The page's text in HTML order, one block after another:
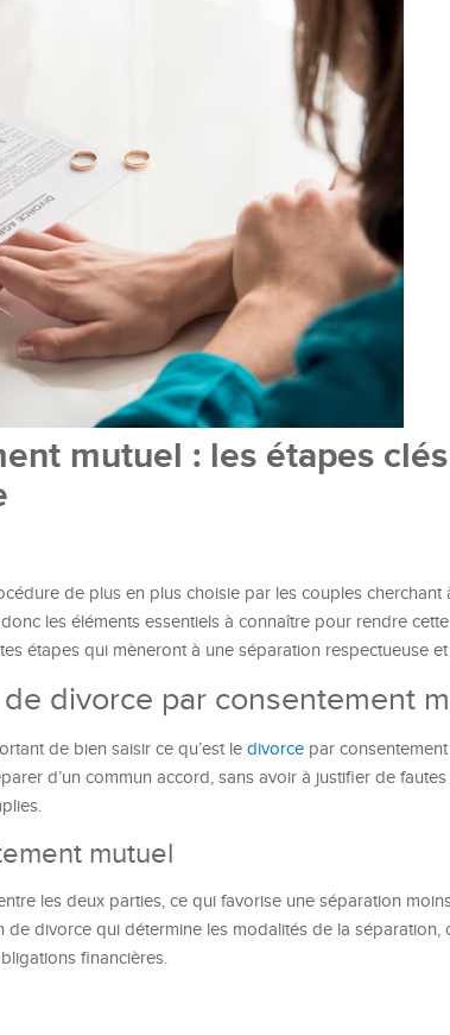
mutuel : les étapes
de plus en plus choisie par les couples cherchant
les éléments essentiels à connaître pour rendre
étapes qui mèneront à une séparation respectueuse
divorce par consentement
de bien saisir ce qu’est le divorce par
d’un commun accord, sans avoir à justifier de
mutuel
les deux parties, ce qui favorise une séparation
de divorce qui détermine les modalités de la séparation,
financières.